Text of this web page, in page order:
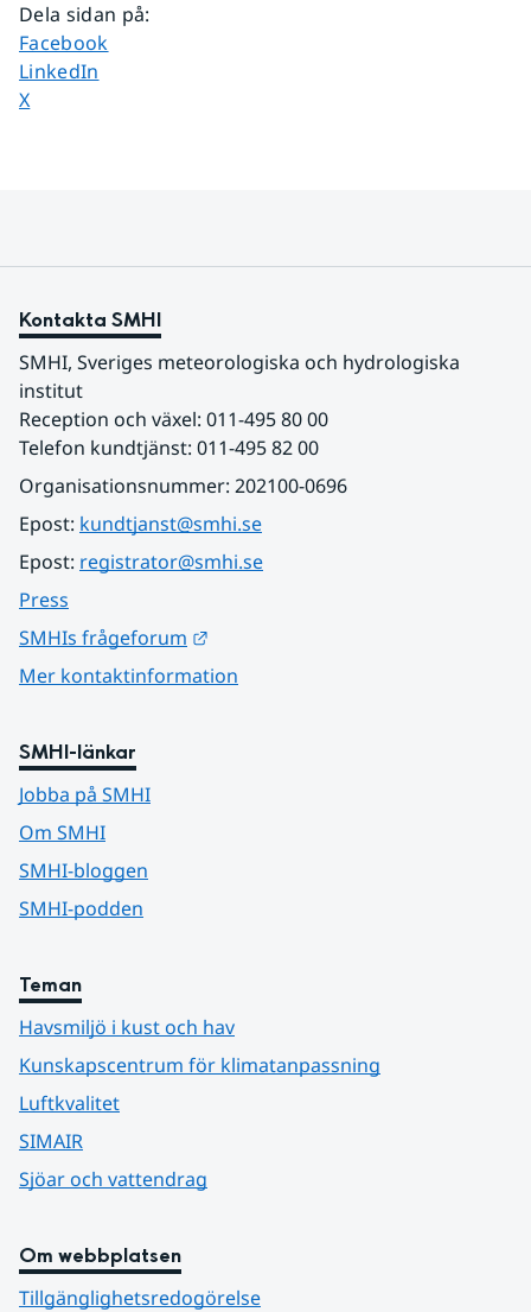
Dela sidan på:
Dela sidan på
Facebook
Dela sidan på
LinkedIn
Dela sidan på
X
Kontakta SMHI
SMHI, Sveriges meteorologiska och hydrologiska
institut
Reception och växel: 011-495 80 00
Telefon kundtjänst: 011-495 82 00
Organisationsnummer: 202100-0696
Epost: kundtjanst@smhi.se
Epost: registrator@smhi.se
Press
SMHIs frågeforum
Mer kontaktinformation
SMHI-länkar
Jobba på SMHI
Om SMHI
SMHI-bloggen
SMHI-podden
Teman
Havsmiljö i kust och hav
Kunskapscentrum för klimatanpassning
Luftkvalitet
SIMAIR
Sjöar och vattendrag
Om webbplatsen
Tillgänglighetsredogörelse